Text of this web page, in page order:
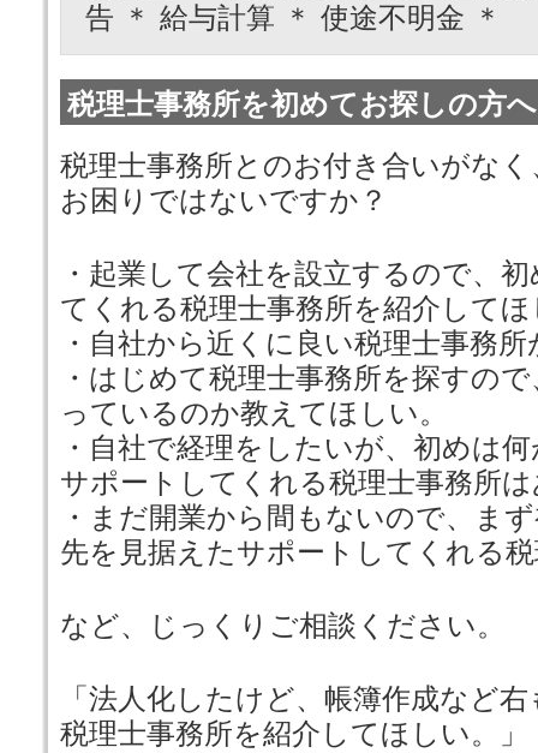
告 ＊ 給与計算 ＊ 使途不明金 ＊
税理士事務所を初めてお探しの方へ
税理士事務所とのお付き合いがな
お困りではないですか？
・起業して会社を設立するので、
てくれる税理士事務所を紹介して
・自社から近くに良い税理士事務
・はじめて税理士事務所を探すの
っているのか教えてほしい。
・自社で経理をしたいが、初めは
サポートしてくれる税理士事務所
・まだ開業から間もないので、ま
先を見据えたサポートしてくれる
など、じっくりご相談ください。
「法人化したけど、帳簿作成など
税理士事務所を紹介してほしい。」